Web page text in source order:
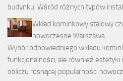
budynku. Wśród różnych typów
Wkład kominkowy stalowy
nowoczesne Warszawa
Wybór odpowiedniego wkładu
funkcjonalności, ale również
obliczu rosnącej popularności